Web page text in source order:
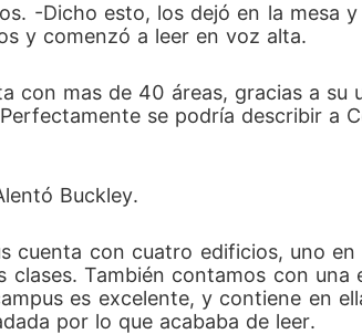
-Dicho esto, los dejó en la mesa
y comenzó a leer en voz alta.
con mas de 40 áreas, gracias a
se podría describir a
Buckley.
cuenta con cuatro edificios, uno
clases. También contamos con
es excelente, y contiene en
por lo que acababa de leer.